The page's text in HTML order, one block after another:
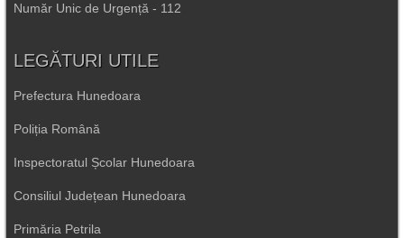
Număr Unic de Urgență - 112
LEGĂTURI UTILE
Prefectura Hunedoara
Poliția Română
Inspectoratul Școlar Hunedoara
Consiliul Județean Hunedoara
Primăria Petrila